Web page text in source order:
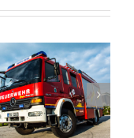
Brandmeldealarm
Wolfsteiner
Werkstätten